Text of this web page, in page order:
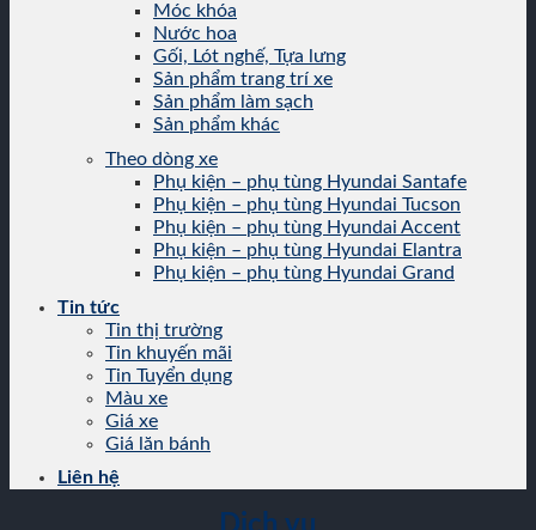
Móc khóa
Nước hoa
Gối, Lót nghế, Tựa lưng
Sản phẩm trang trí xe
Sản phẩm làm sạch
Sản phẩm khác
Theo dòng xe
Phụ kiện – phụ tùng Hyundai Santafe
Phụ kiện – phụ tùng Hyundai Tucson
Phụ kiện – phụ tùng Hyundai Accent
Phụ kiện – phụ tùng Hyundai Elantra
Phụ kiện – phụ tùng Hyundai Grand
Tin tức
Tin thị trường
Tin khuyến mãi
Tin Tuyển dụng
Màu xe
Giá xe
Giá lăn bánh
Liên hệ